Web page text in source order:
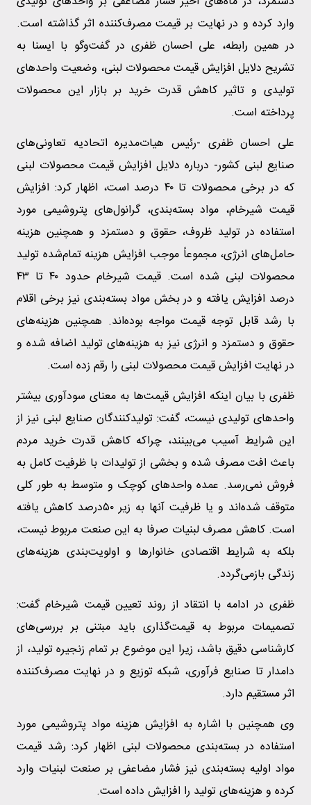
وارد کرده و در نهایت بر قیمت مصرف‌کننده اثر گذاشته است.
در همین رابطه، علی احسان ظفری در گفت‌وگو با ایسنا به
تشریح دلایل افزایش قیمت محصولات لبنی، وضعیت واحدهای
تولیدی و تاثیر کاهش قدرت خرید بر بازار این محصولات
پرداخته است.
علی احسان ظفری -رئیس هیات‌مدیره اتحادیه تعاونی‌های
صنایع لبنی کشور- درباره دلایل افزایش قیمت محصولات لبنی
که در برخی محصولات تا ۴۰ درصد است، اظهار کرد: افزایش
قیمت شیرخام، مواد بسته‌بندی، گرانول‌های پتروشیمی مورد
استفاده در تولید ظروف، حقوق و دستمزد و همچنین هزینه
حامل‌های انرژی، مجموعاً موجب افزایش هزینه تمام‌شده تولید
محصولات لبنی شده است. قیمت شیرخام حدود ۴۰ تا ۴۳
درصد افزایش یافته و در بخش مواد بسته‌بندی نیز برخی اقلام
با رشد قابل توجه قیمت مواجه بوده‌اند. همچنین هزینه‌های
حقوق و دستمزد و انرژی نیز به هزینه‌های تولید اضافه شده و
در نهایت افزایش قیمت محصولات لبنی را رقم زده است.
ظفری با بیان اینکه افزایش قیمت‌ها به معنای سودآوری بیشتر
واحدهای تولیدی نیست، گفت: تولیدکنندگان صنایع لبنی نیز از
این شرایط آسیب می‌بینند، چراکه کاهش قدرت خرید مردم
باعث افت مصرف شده و بخشی از تولیدات با ظرفیت کامل به
فروش نمی‌رسد. عمده واحدهای کوچک و متوسط به طور کلی
متوقف شده‌اند و یا ظرفیت آنها به زیر ۵۰درصد کاهش یافته
است. کاهش مصرف لبنیات صرفا به این صنعت مربوط نیست،
بلکه به شرایط اقتصادی خانوارها و اولویت‌بندی هزینه‌های
زندگی بازمی‌گردد.
ظفری در ادامه با انتقاد از روند تعیین قیمت شیرخام گفت:
تصمیمات مربوط به قیمت‌گذاری باید مبتنی بر بررسی‌های
کارشناسی دقیق باشد، زیرا این موضوع بر تمام زنجیره تولید، از
دامدار تا صنایع فرآوری، شبکه توزیع و در نهایت مصرف‌کننده
اثر مستقیم دارد.
وی همچنین با اشاره به افزایش هزینه مواد پتروشیمی مورد
استفاده در بسته‌بندی محصولات لبنی اظهار کرد: رشد قیمت
مواد اولیه بسته‌بندی نیز فشار مضاعفی بر صنعت لبنیات وارد
کرده و هزینه‌های تولید را افزایش داده است.